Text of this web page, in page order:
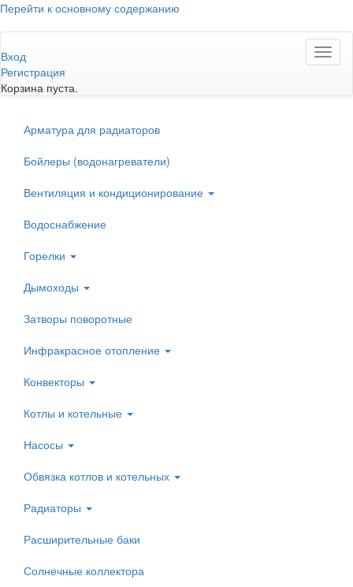
Перейти к основному содержанию
Вход
Регистрация
Корзина пуста.
Арматура для радиаторов
Бойлеры (водонагреватели)
Вентиляция и кондиционирование
Водоснабжение
Горелки
Дымоходы
Затворы поворотные
Инфракрасное отопление
Конвекторы
Котлы и котельные
Насосы
Обвязка котлов и котельных
Радиаторы
Расширительные баки
Солнечные коллектора